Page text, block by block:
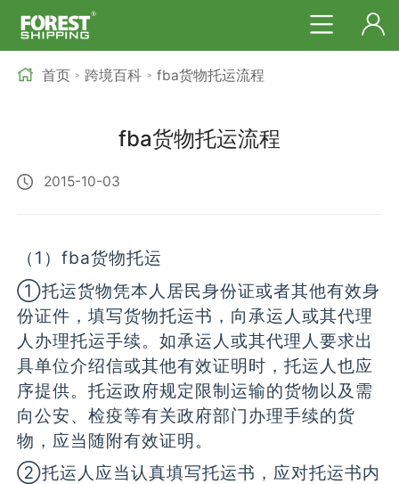
首页 > 跨境百科 > fba货物托运流程
fba货物托运流程
2015-10-03
（1）fba货物托运
①托运货物凭本人居民身份证或者其他有效身
份证件，填写货物托运书，向承运人或其代理
人办理托运手续。如承运人或其代理人要求出
具单位介绍信或其他有效证明时，托运人也应
序提供。托运政府规定限制运输的货物以及需
向公安、检疫等有关政府部门办理手续的货
物，应当随附有效证明。
②托运人应当认真填写托运书，应对托运书内